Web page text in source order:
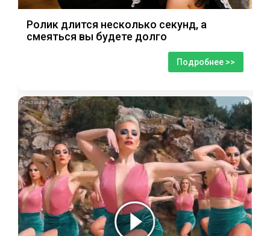
Ролик длится несколько секунд, а
смеяться вы будете долго
Подробнее >>
i